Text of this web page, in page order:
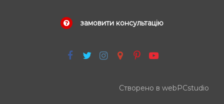
замовити консультацію
Створено в webPCstudio